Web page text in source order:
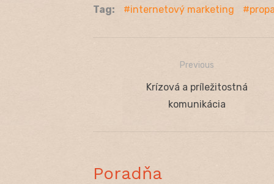
Tag: internetový marketing
Navigácia
Previous
PreviousKrízová a príležitostná
komunikácia
Poradňa